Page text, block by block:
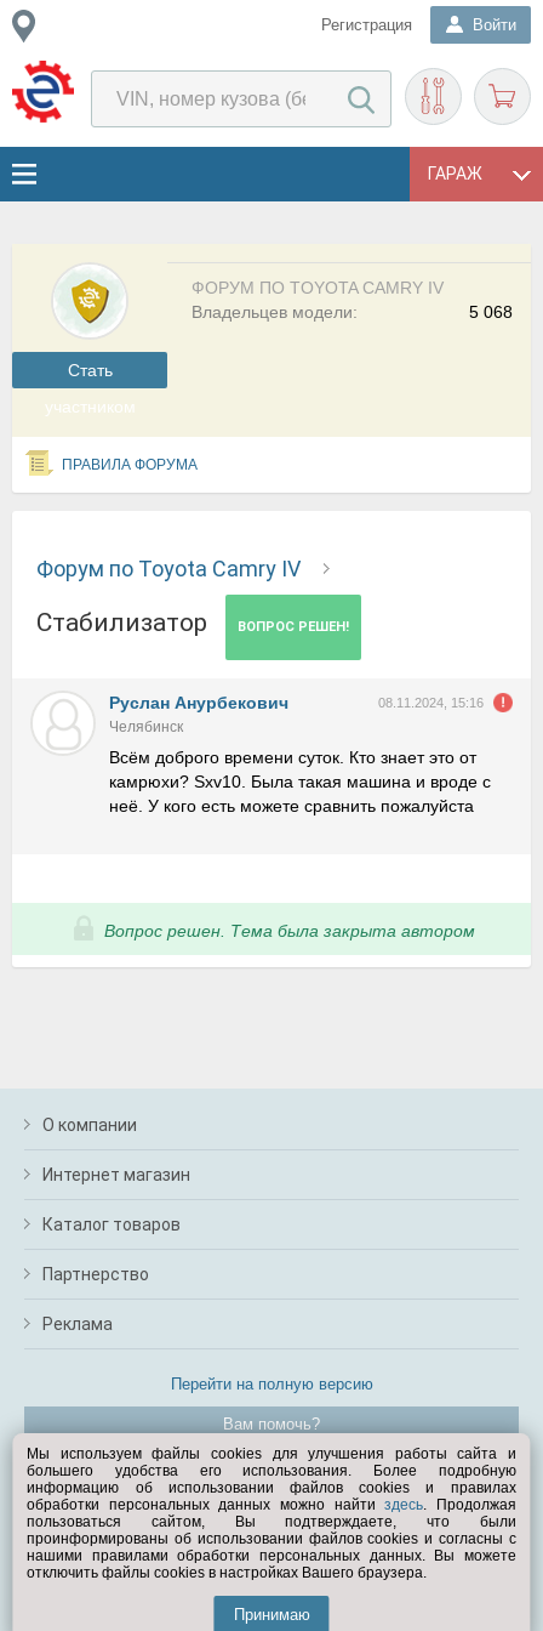
Регистрация Войти
ГАРАЖ
Cтать
участником
ФОРУМ ПО TOYOTA CAMRY IV
5 068
Владельцев модели:
ПРАВИЛА ФОРУМА
Форум по Toyota Camry IV
Стабилизатор ВОПРОС РЕШЕН!
Руслан Анурбекович 08.11.2024, 15:16
Челябинск
Всём доброго времени суток. Кто знает это от
камрюхи? Sxv10. Была такая машина и вроде с
неё. У кого есть можете сравнить пожалуйста
Вопрос решен. Тема была закрыта автором
О компании
Интернет магазин
Каталог товаров
Партнерство
Реклама
Перейти на полную версию
Вам помочь?
© Exist.ru 1998—2026
Мы используем файлы cookies для улучшения работы сайта и
большего удобства его использования. Более подробную
информацию об использовании файлов cookies и правилах
обработки персональных данных можно найтиздесь. Продолжая
пользоваться сайтом, Вы подтверждаете, что были
проинформированы об использовании файлов cookies и согласны с
нашими правилами обработки персональных данных. Вы можете
отключить файлы cookies в настройках Вашего браузера.
Принимаю